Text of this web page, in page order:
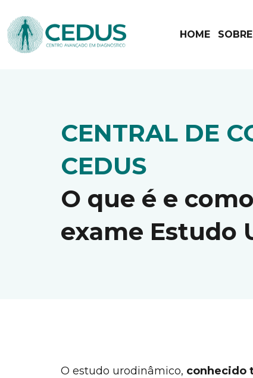
HOME SOBRE
CENTRAL DE
CEDUS
O que é e
exame Estudo
O estudo urodinâmico, conhecido